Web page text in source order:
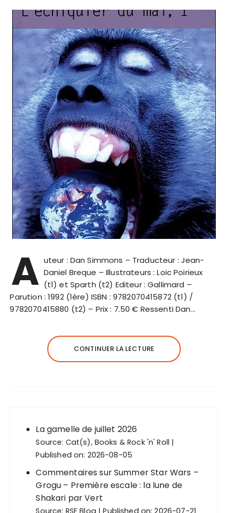
A uteur : Dan Simmons – Traducteur : Jean-
Daniel Breque – Illustrateurs : Loic Poirieux
(t1) et Sparth (t2) Editeur : Gallimard –
Parution : 1992 (1ère) ISBN : 9782070415872 (t1) /
9782070415880 (t2) – Prix : 7.50 € Ressenti Dan…
CONTINUER LA LECTURE
La gamelle de juillet 2026
Source: Cat(s), Books & Rock 'n' Roll
Published on: 2026-08-05
Commentaires sur Summer Star Wars –
Grogu – Première escale : la lune de
Shakari par Vert
Source: RSF Blog Published on: 2026-07-21